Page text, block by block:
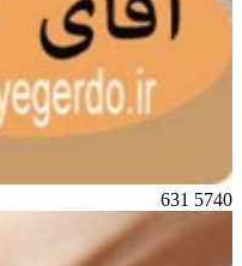
5740
631